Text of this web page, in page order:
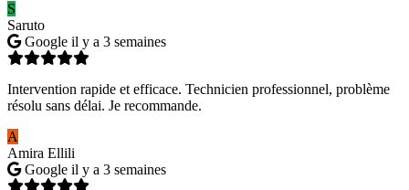
S
Saruto
Google il y a 3 semaines
Intervention rapide et efficace. Technicien professionnel, problème
résolu sans délai. Je recommande.
A
Amira Ellili
Google il y a 3 semaines